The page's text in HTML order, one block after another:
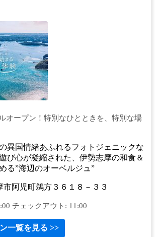
オープン！特別なひとときを、特別な場
異国情緒あふれるフォトジェニックな
び心が凝縮された、伊勢志摩の和食＆
る”海辺のオーベルジュ”
市阿児町鵜方３６１８－３３
チェックアウト: 11:00
一覧を見る >>